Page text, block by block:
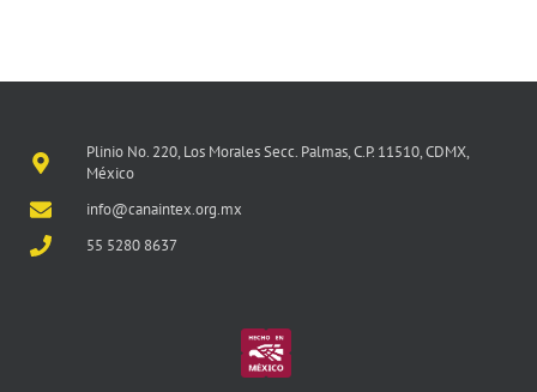
Plinio No. 220, Los Morales Secc. Palmas, C.P. 11510, CDMX,
México
info@canaintex.org.mx
55 5280 8637